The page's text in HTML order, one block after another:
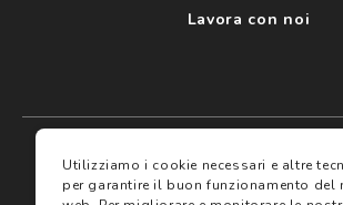
I miei preferiti
Lavora con noi
Utilizziamo i cookie necessari e altre
per garantire il buon funzionamento del